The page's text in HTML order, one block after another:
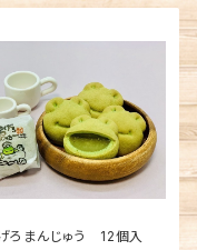
ろまんじゅう 12個入